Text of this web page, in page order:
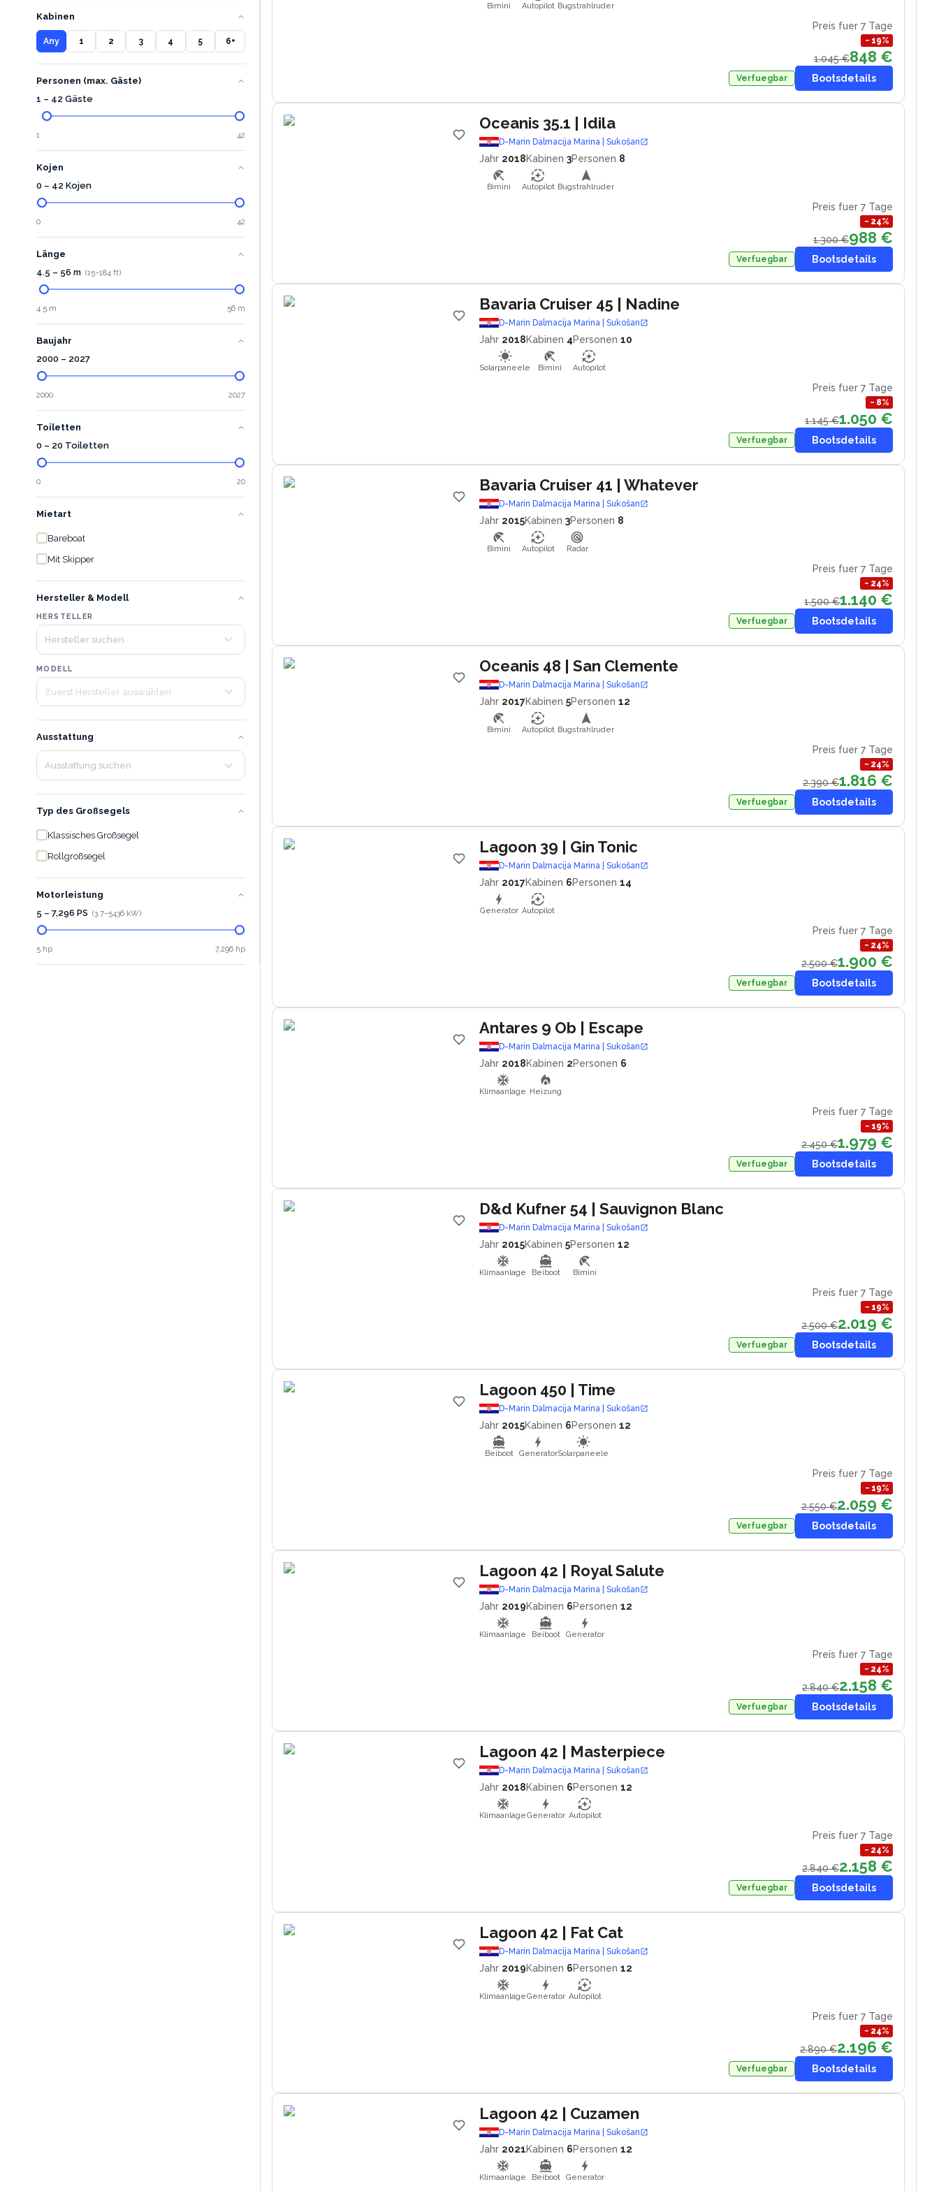
Kabinen
Any 1 2 3 4 5 6+
Personen (max. Gäste)
1 – 42 Gäste
1 42
Kojen
0 – 42 Kojen
0 42
Länge
4.5 – 56 m (15–184 ft)
4.5 m 56 m
Baujahr
2000 – 2027
2000 2027
Toiletten
0 – 20 Toiletten
0 20
Mietart
Bareboat
Mit Skipper
Hersteller & Modell
HERSTELLER
MODELL
Ausstattung
Typ des Großsegels
Klassisches Großsegel
Rollgroßsegel
Motorleistung
5 – 7,296 PS (3.7–5436 kW)
5 hp 7,296 hp
Bimini Autopilot Bugstrahlruder
Preis fuer 7 Tage
− 19%
1.045 €848 €
Verfuegbar Bootsdetails
Oceanis 35.1 | Idila
D-Marin Dalmacija Marina | Sukošan
Jahr 2018Kabinen 3Personen 8
Bimini Autopilot Bugstrahlruder
Preis fuer 7 Tage
− 24%
1.300 €988 €
Verfuegbar Bootsdetails
Bavaria Cruiser 45 | Nadine
D-Marin Dalmacija Marina | Sukošan
Jahr 2018Kabinen 4Personen 10
Solarpaneele Bimini Autopilot
Preis fuer 7 Tage
− 8%
1.145 €1.050 €
Verfuegbar Bootsdetails
Bavaria Cruiser 41 | Whatever
D-Marin Dalmacija Marina | Sukošan
Jahr 2015Kabinen 3Personen 8
Bimini Autopilot Radar
Preis fuer 7 Tage
− 24%
1.500 €1.140 €
Verfuegbar Bootsdetails
Oceanis 48 | San Clemente
D-Marin Dalmacija Marina | Sukošan
Jahr 2017Kabinen 5Personen 12
Bimini Autopilot Bugstrahlruder
Preis fuer 7 Tage
− 24%
2.390 €1.816 €
Verfuegbar Bootsdetails
Lagoon 39 | Gin Tonic
D-Marin Dalmacija Marina | Sukošan
Jahr 2017Kabinen 6Personen 14
Generator Autopilot
Preis fuer 7 Tage
− 24%
2.500 €1.900 €
Verfuegbar Bootsdetails
Antares 9 Ob | Escape
D-Marin Dalmacija Marina | Sukošan
Jahr 2018Kabinen 2Personen 6
Klimaanlage Heizung
Preis fuer 7 Tage
− 19%
2.450 €1.979 €
Verfuegbar Bootsdetails
D&d Kufner 54 | Sauvignon Blanc
D-Marin Dalmacija Marina | Sukošan
Jahr 2015Kabinen 5Personen 12
Klimaanlage Beiboot Bimini
Preis fuer 7 Tage
− 19%
2.500 €2.019 €
Verfuegbar Bootsdetails
Lagoon 450 | Time
D-Marin Dalmacija Marina | Sukošan
Jahr 2015Kabinen 6Personen 12
Beiboot GeneratorSolarpaneele
Preis fuer 7 Tage
− 19%
2.550 €2.059 €
Verfuegbar Bootsdetails
Lagoon 42 | Royal Salute
D-Marin Dalmacija Marina | Sukošan
Jahr 2019Kabinen 6Personen 12
Klimaanlage Beiboot Generator
Preis fuer 7 Tage
− 24%
2.840 €2.158 €
Verfuegbar Bootsdetails
Lagoon 42 | Masterpiece
D-Marin Dalmacija Marina | Sukošan
Jahr 2018Kabinen 6Personen 12
KlimaanlageGenerator Autopilot
Preis fuer 7 Tage
− 24%
2.840 €2.158 €
Verfuegbar Bootsdetails
Lagoon 42 | Fat Cat
D-Marin Dalmacija Marina | Sukošan
Jahr 2019Kabinen 6Personen 12
KlimaanlageGenerator Autopilot
Preis fuer 7 Tage
− 24%
2.890 €2.196 €
Verfuegbar Bootsdetails
Lagoon 42 | Cuzamen
D-Marin Dalmacija Marina | Sukošan
Jahr 2021Kabinen 6Personen 12
Klimaanlage Beiboot Generator